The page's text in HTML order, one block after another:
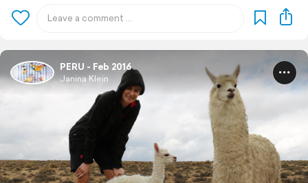
PERU - Feb 2016
Janina Klein